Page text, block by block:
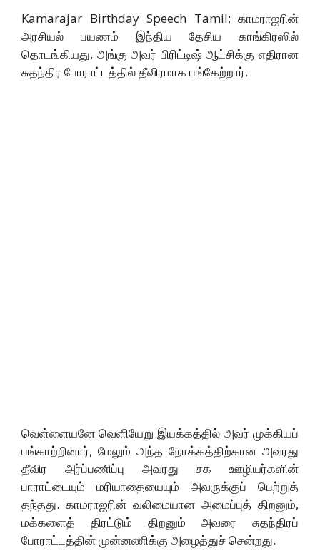
Kamarajar Birthday Speech Tamil: காமராஜரின்
அரசியல் பயணம் இந்திய தேசிய காங்கிரஸில்
தொடங்கியது, அங்கு அவர் பிரிட்டிஷ் ஆட்சிக்கு எதிரான
சுதந்திர போராட்டத்தில் தீவிரமாக பங்கேற்றார்.
வெள்ளையனே வெளியேறு இயக்கத்தில் அவர் முக்கியப்
பங்காற்றினார், மேலும் அந்த நோக்கத்திற்கான அவரது
தீவிர அர்ப்பணிப்பு அவரது சக ஊழியர்களின்
பாராட்டையும் மரியாதையையும் அவருக்குப் பெற்றுத்
தந்தது. காமராஜரின் வலிமையான அமைப்புத் திறனும்,
மக்களைத் திரட்டும் திறனும் அவரை சுதந்திரப்
போராட்டத்தின் முன்னணிக்கு அழைத்துச் சென்றது.